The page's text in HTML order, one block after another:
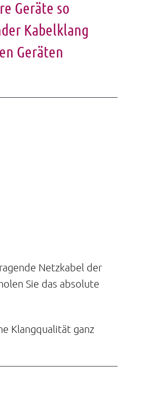
Geräte so
Kabelklang
Geräten
Netzkabel der
Sie das absolute
Klangqualität ganz